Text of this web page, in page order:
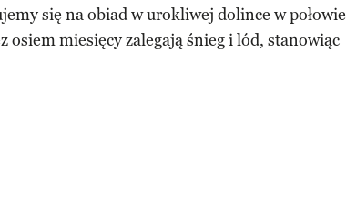
się na obiad w urokliwej dolince w połowie
osiem miesięcy zalegają śnieg i lód, stanowiąc